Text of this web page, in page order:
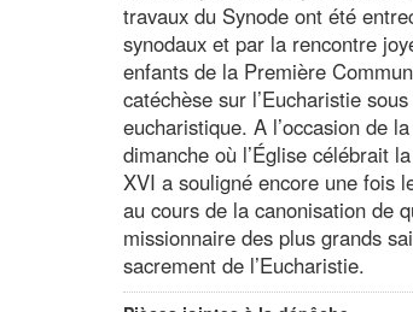
travaux du Synode ont été
synodaux et par la rencontre
enfants de la Première
catéchèse sur l’Eucharistie
eucharistique. A l’occasion de
dimanche où l’Église célébrait
XVI a souligné encore une fois
au cours de la canonisation de
missionnaire des plus grands
sacrement de l’Eucharistie.